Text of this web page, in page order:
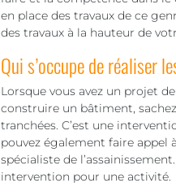
en place des travaux de ce
des travaux à la hauteur de
Qui s’occupe de réaliser
Lorsque vous avez un projet
construire un bâtiment,
tranchées. C’est une
pouvez également faire appel
spécialiste de
intervention pour une activité.